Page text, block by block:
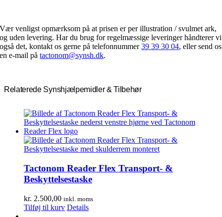
Vær venligst opmærksom på at prisen er per illustration / svulmet ark,
og uden levering. Har du brug for regelmæssige leveringer håndterer vi
også det, kontakt os gerne på telefonnummer39 39 30 04, eller send os
en e-mail påtactonom@synsh.dk.
Relaterede Synshjælpemidler & Tilbehør
Tactonom Reader Flex Transport- &
Beskyttelsestaske
kr. 2.500,00 inkl. moms
Tilføj til kurv Details